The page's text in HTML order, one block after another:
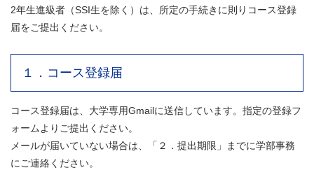
2年生進級者（SSI生を除く）は、所定の手続きに則りコース登録
届をご提出ください。
１．コース登録届
コース登録届は、大学専用Gmailに送信しています。指定の登録フ
ォームよりご提出ください。
メールが届いていない場合は、「２．提出期限」までに学部事務
にご連絡ください。